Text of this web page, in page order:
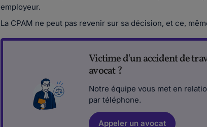
employeur.
La CPAM ne peut pas revenir sur sa décision, et ce,
Victime d'un accident de
avocat ?
Notre équipe vous met en
par téléphone.
Appeler un avocat